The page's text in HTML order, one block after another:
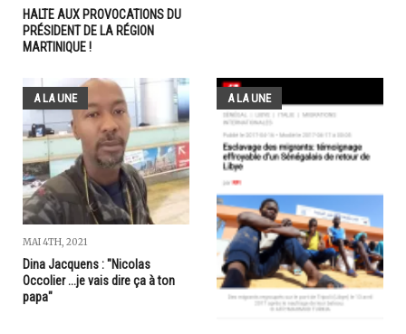
HALTE AUX PROVOCATIONS DU
PRÉSIDENT DE LA RÉGION
MARTINIQUE !
A LA UNE
MAI 4TH, 2021
Dina Jacquens : "Nicolas
Occolier ...je vais dire ça à ton
papa"
A LA UNE